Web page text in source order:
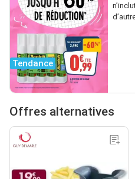
Tendance
Offres alternatives